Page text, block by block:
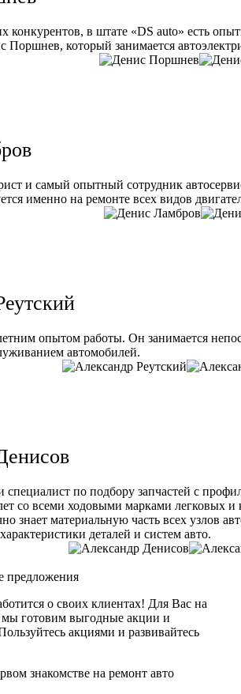
конкурентов, в штате «DS auto» есть
Поршнев, который занимается
и самый опытный сотрудник
именно на ремонте всех видов
опытом работы. Он занимается
автомобилей.
по подбору запчастей с
со всеми ходовыми марками легковых и
знает материальную часть всех узлов
деталей и систем авто.
предложения
о своих клиентах! Для Вас на
мы готовим выгодные акции и
акциями и развивайтесь
знакомстве на ремонт авто